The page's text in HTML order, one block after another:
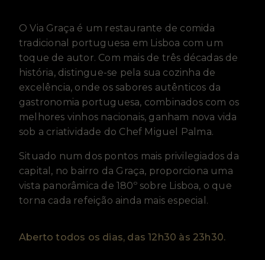
O Via Graça é um restaurante de comida
tradicional portuguesa em Lisboa com um
toque de autor. Com mais de três décadas de
história, distingue-se pela sua cozinha de
excelência, onde os sabores autênticos da
gastronomia portuguesa, combinados com os
melhores vinhos nacionais, ganham nova vida
sob a criatividade do Chef Miguel Palma.
Situado num dos pontos mais privilegiados da
capital, no bairro da Graça, proporciona uma
vista panorâmica de 180º sobre Lisboa, o que
torna cada refeição ainda mais especial.
Aberto todos os dias, das 12h30 às 23h30.